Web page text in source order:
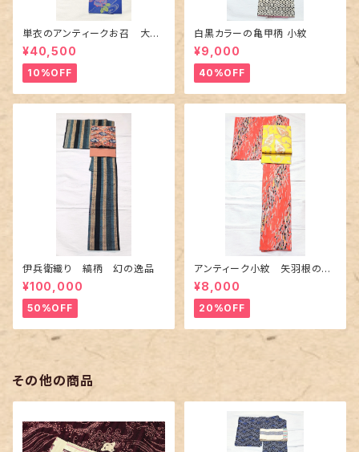
単衣のアンティークお召 大輪
の薔薇柄柄
¥40,500
10%OFF
白黒カラーの亀甲柄 小紋
¥9,000
40%OFF
伊兵衛織り 縞柄 幻の逸品
¥100,000
50%OFF
アンティーク小紋 矢羽根の地
紋に短冊柄 裄６６cm
¥8,000
20%OFF
その他の商品